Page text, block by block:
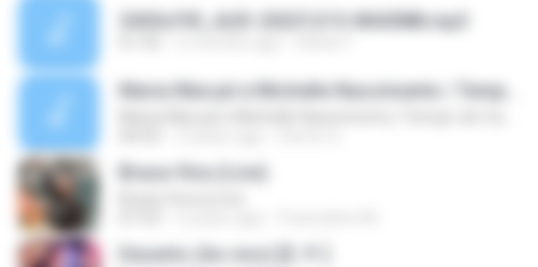
5430cf93_AUD-20231215-WA0088.mp3
Brasa Viva (Live)
Deserto (Ao vivo) [E. P. ]